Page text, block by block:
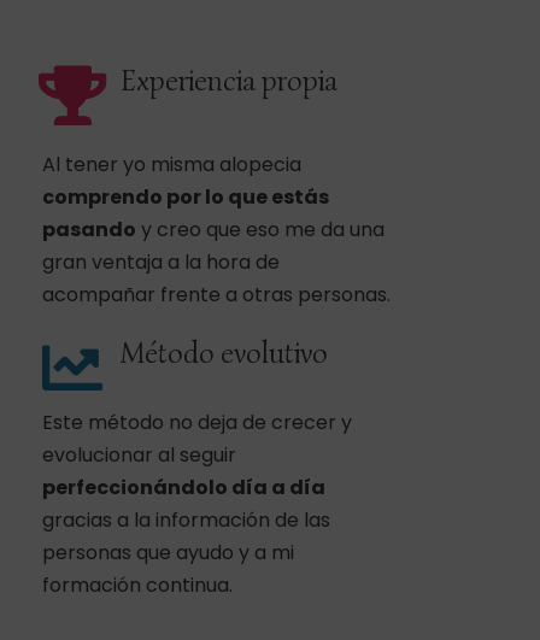
Experiencia propia
Al tener yo misma alopecia
comprendo por lo que estás
pasando y creo que eso me da una
gran ventaja a la hora de
acompañar frente a otras personas.
Método evolutivo
Este método no deja de crecer y
evolucionar al seguir
perfeccionándolo día a día
gracias a la información de las
personas que ayudo y a mi
formación continua.